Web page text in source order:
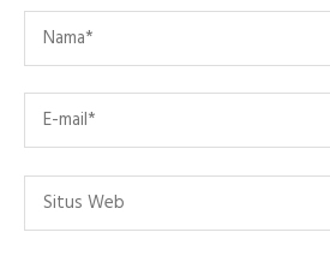
Name
Email
Situs
Web